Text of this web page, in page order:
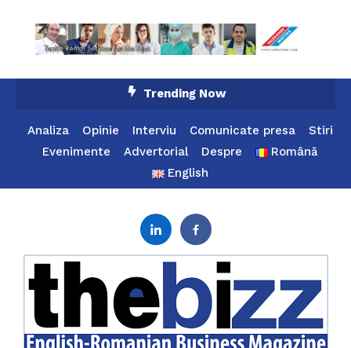
Content
Trending Now
Analiza Opinie Interviu Comunicate presa
Stiri
Evenimente
Advertorial Despre
Română
English